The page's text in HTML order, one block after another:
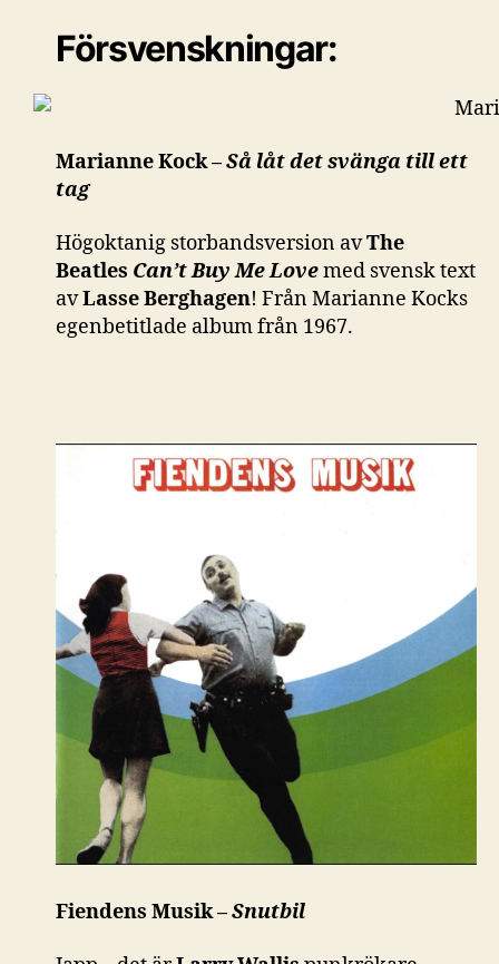
Försvenskningar:
Marianne Kock –Så låt det svänga till ett
tag
Högoktanig storbandsversion avThe
Beatles Can’t Buy Me Lovemed svensk text
avLasse Berghagen! Från Marianne Kocks
egenbetitlade album från 1967.
Fiendens Musik –Snutbil